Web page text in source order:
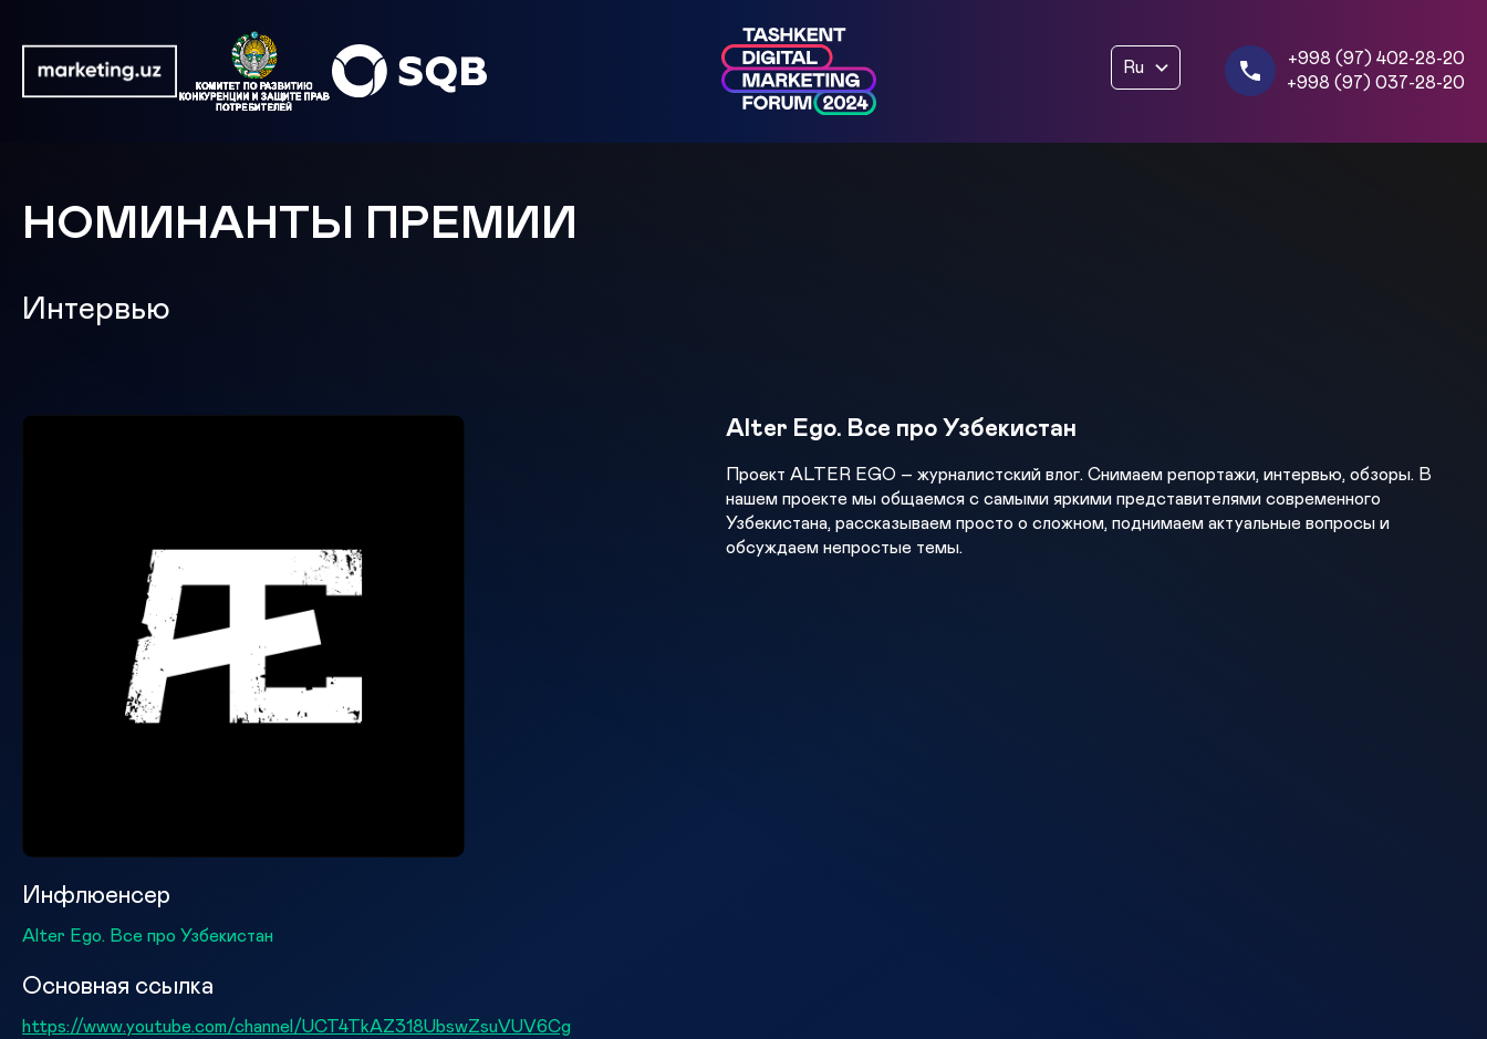
Ru
+998 (97) 402-28-20
+998 (97) 037-28-20
НОМИНАНТЫ ПРЕМИИ
Интервью
Инфлюенсер
Alter Ego. Все про Узбекистан
Основная ссылка
https://www.youtube.com/channel/UCT4TkAZ318UbswZsuVUV6Cg
Alter Ego. Все про Узбекистан
Проект ALTER EGO – журналистский влог. Снимаем репортажи, интервью, обзоры. В
нашем проекте мы общаемся с самыми яркими представителями современного
Узбекистана, рассказываем просто о сложном, поднимаем актуальные вопросы и
обсуждаем непростые темы.